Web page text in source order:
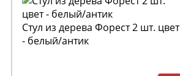
Стул из дерева Форест 2 шт. цвет
- белый/антик